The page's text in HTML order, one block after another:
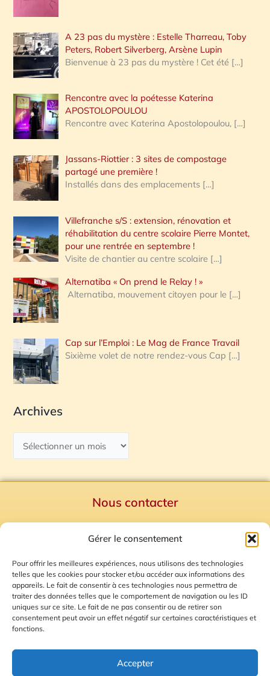
Gérer le consentement
Pour offrir les meilleures expériences, nous utilisons des technologies
telles que les cookies pour stocker et/ou accéder aux informations des
appareils. Le fait de consentir à ces technologies nous permettra de
traiter des données telles que le comportement de navigation ou les ID
uniques sur ce site. Le fait de ne pas consentir ou de retirer son
consentement peut avoir un effet négatif sur certaines caractéristiques et
fonctions.
Accepter
A 23 pas du mystère : Estelle Tharreau, Toby
Peters, Robert Silverberg, Arsène Lupin
Bienvenue à 23 pas du mystère ! Cet été […]
Rencontre avec la poétesse Katerina
APOSTOLOPOULOU
Rencontre avec Katerina Apostolopoulou, […]
Jassans-Riottier : 3 sites de compostage
partagé une première !
Installés dans des emplacements […]
Villefranche s/S : extension, rénovation et
réhabilitation du centre scolaire Pierre Montet,
pour une rentrée en septembre !
Visite de chantier au centre scolaire […]
Alternatiba « On prend le Relay ! »
Alternatiba, mouvement citoyen pour le […]
Cap sur l’Emploi : Le Mag de France Travail
Sixième volet de notre rendez-vous Cap […]
Archives
Nous contacter
Mentions Légales
Plan du site
Gestion des Cookies